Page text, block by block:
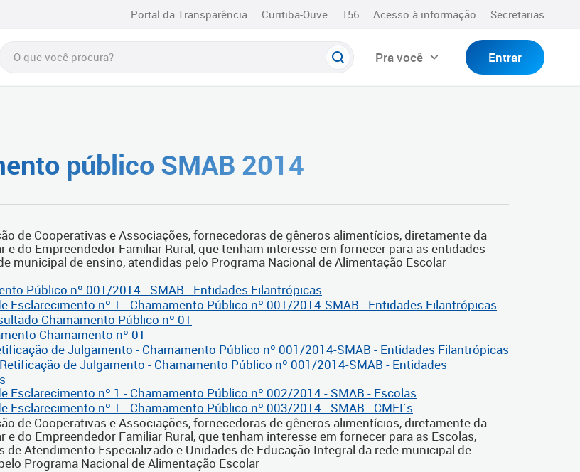
Portal da Transparência Curitiba-Ouve 156 Acesso à informação Secretarias
Pra você Entrar
público SMAB 2014
de Cooperativas e Associações, fornecedoras de gêneros alimentícios, diretamente da
e do Empreendedor Familiar Rural, que tenham interesse em fornecer para as entidades
municipal de ensino, atendidas pelo Programa Nacional de Alimentação Escolar
Público nº 001/2014 - SMAB - Entidades Filantrópicas
Esclarecimento nº 1 - Chamamento Público nº 001/2014-SMAB - Entidades Filantrópicas
Chamamento Público nº 01
Chamamento nº 01
de Julgamento - Chamamento Público nº 001/2014-SMAB - Entidades Filantrópicas
de Julgamento - Chamamento Público nº 001/2014-SMAB - Entidades
Esclarecimento nº 1 - Chamamento Público nº 002/2014 - SMAB - Escolas
Esclarecimento nº 1 - Chamamento Público nº 003/2014 - SMAB - CMEI´s
de Cooperativas e Associações, fornecedoras de gêneros alimentícios, diretamente da
e do Empreendedor Familiar Rural, que tenham interesse em fornecer para as Escolas,
de Atendimento Especializado e Unidades de Educação Integral da rede municipal de
Programa Nacional de Alimentação Escolar